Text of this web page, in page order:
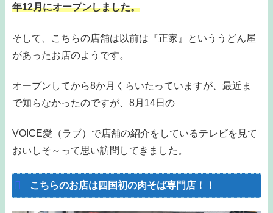
年12月にオープンしました。
そして、こちらの店舗は以前は『正家』といううどん屋
があったお店のようです。
オープンしてから8か月くらいたっていますが、最近ま
で知らなかったのですが、8月14日の
VOICE愛（ラブ）で店舗の紹介をしているテレビを見て
おいしそ～って思い訪問してきました。
こちらのお店は四国初の肉そば専門店！！